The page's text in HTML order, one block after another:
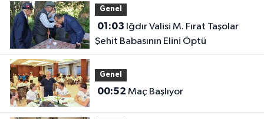
Genel
01:03
Şehit Babasının Elini Öptü
Genel
00:52 Maç Başlıyor